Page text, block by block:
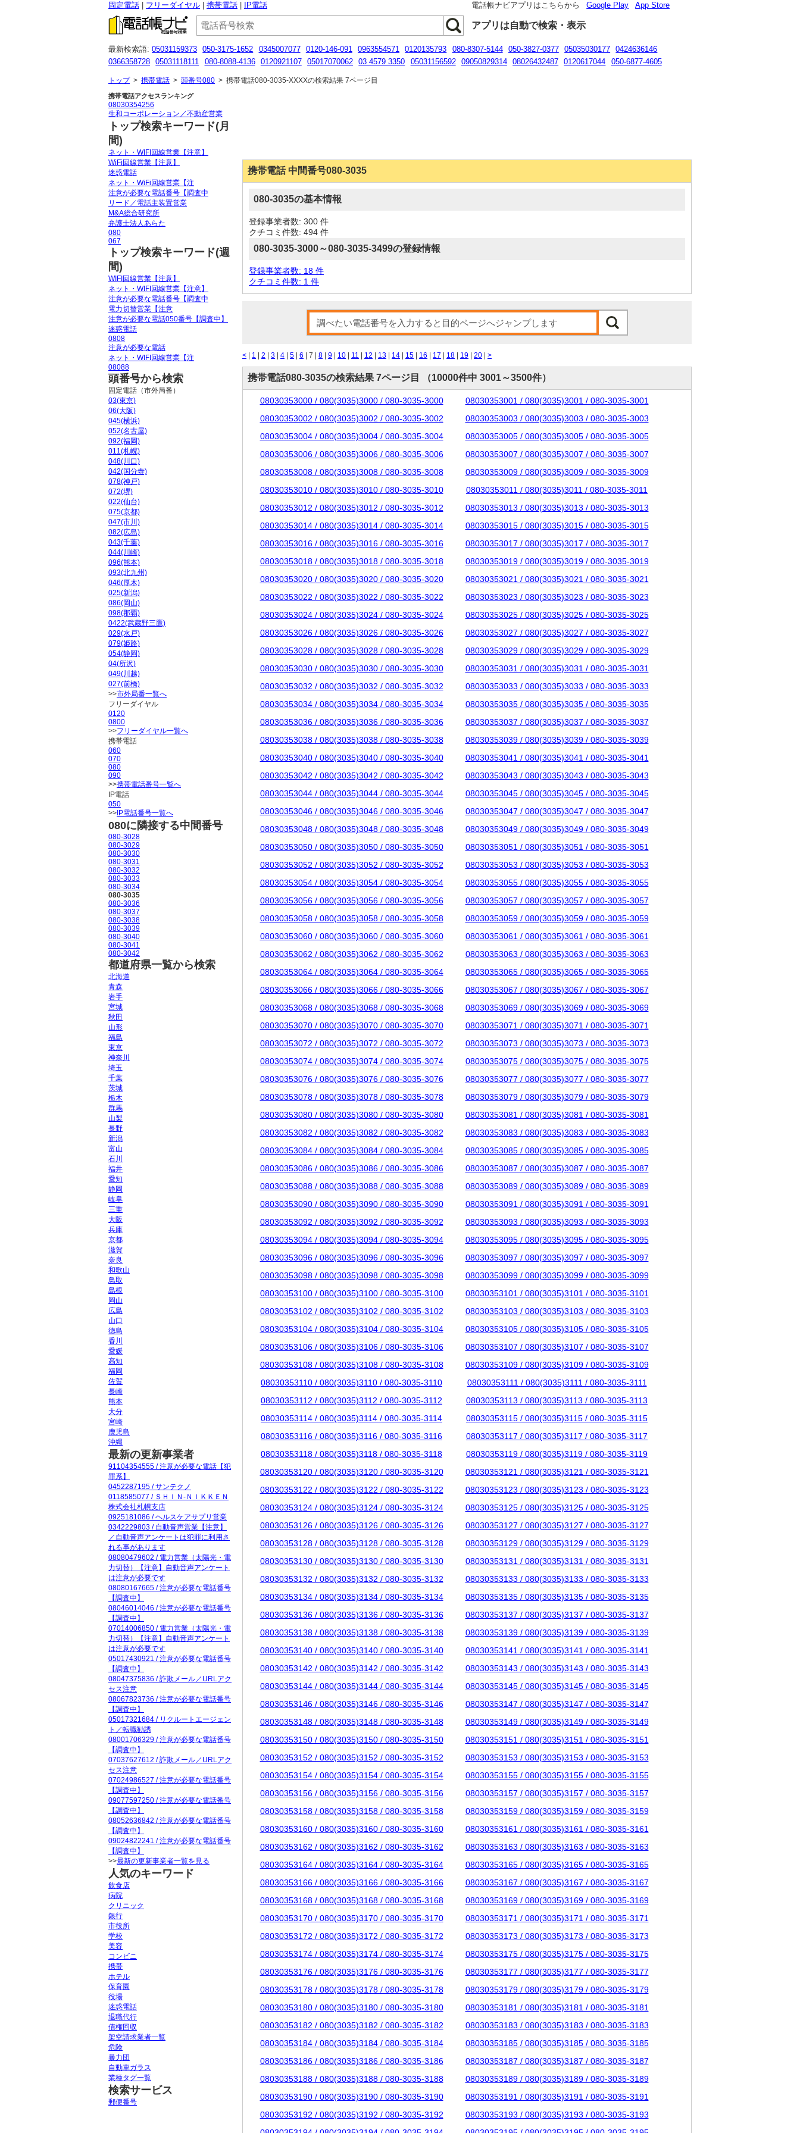
固定電話 フリーダイヤル 携帯電話 IP電話 電話帳ナビアプリはこちらから Google Play App Store
アプリは自動で検索・表示
最新検索語: 05031159373 050-3175-1652 0345007077 0120-146-091 0963554571 0120135793 080-8307-5144 050-3827-0377 05035030177
0424636146
0366358728
05031118111 080-8088-4136 0120921107 05017070062 03 4579 3350 05031156592 09050829314 08026432487 0120617044
050-6877-4605
トップ> 携帯電話 > 頭番号080 > 携帯電話080-3035-XXXXの検索結果 7ページ目
携帯電話 中間番号080-3035
080-3035の基本情報
登録事業者数: 300 件
クチコミ件数: 494 件
080-3035-3000～080-3035-3499の登録情報
登録事業者数: 18 件
クチコミ件数: 1 件
< 1 2 3 4 5 6 | 7 | 8 9 10 11 12 13 14 15 16 17 18 19 20 >
携帯電話080-3035の検索結果 7ページ目 （10000件中 3001～3500件）
08030353000 / 080(3035)3000 / 080-3035-3000
08030353001 / 080(3035)3001 / 080-3035-3001
08030353002 / 080(3035)3002 / 080-3035-3002
08030353003 / 080(3035)3003 / 080-3035-3003
08030353004 / 080(3035)3004 / 080-3035-3004
08030353005 / 080(3035)3005 / 080-3035-3005
08030353006 / 080(3035)3006 / 080-3035-3006
08030353007 / 080(3035)3007 / 080-3035-3007
08030353008 / 080(3035)3008 / 080-3035-3008
08030353009 / 080(3035)3009 / 080-3035-3009
08030353010 / 080(3035)3010 / 080-3035-3010
08030353011 / 080(3035)3011 / 080-3035-3011
08030353012 / 080(3035)3012 / 080-3035-3012
08030353013 / 080(3035)3013 / 080-3035-3013
08030353014 / 080(3035)3014 / 080-3035-3014
08030353015 / 080(3035)3015 / 080-3035-3015
08030353016 / 080(3035)3016 / 080-3035-3016
08030353017 / 080(3035)3017 / 080-3035-3017
08030353018 / 080(3035)3018 / 080-3035-3018
08030353019 / 080(3035)3019 / 080-3035-3019
08030353020 / 080(3035)3020 / 080-3035-3020
08030353021 / 080(3035)3021 / 080-3035-3021
08030353022 / 080(3035)3022 / 080-3035-3022
08030353023 / 080(3035)3023 / 080-3035-3023
08030353024 / 080(3035)3024 / 080-3035-3024
08030353025 / 080(3035)3025 / 080-3035-3025
08030353026 / 080(3035)3026 / 080-3035-3026
08030353027 / 080(3035)3027 / 080-3035-3027
08030353028 / 080(3035)3028 / 080-3035-3028
08030353029 / 080(3035)3029 / 080-3035-3029
08030353030 / 080(3035)3030 / 080-3035-3030
08030353031 / 080(3035)3031 / 080-3035-3031
08030353032 / 080(3035)3032 / 080-3035-3032
08030353033 / 080(3035)3033 / 080-3035-3033
08030353034 / 080(3035)3034 / 080-3035-3034
08030353035 / 080(3035)3035 / 080-3035-3035
08030353036 / 080(3035)3036 / 080-3035-3036
08030353037 / 080(3035)3037 / 080-3035-3037
08030353038 / 080(3035)3038 / 080-3035-3038
08030353039 / 080(3035)3039 / 080-3035-3039
08030353040 / 080(3035)3040 / 080-3035-3040
08030353041 / 080(3035)3041 / 080-3035-3041
08030353042 / 080(3035)3042 / 080-3035-3042
08030353043 / 080(3035)3043 / 080-3035-3043
08030353044 / 080(3035)3044 / 080-3035-3044
08030353045 / 080(3035)3045 / 080-3035-3045
08030353046 / 080(3035)3046 / 080-3035-3046
08030353047 / 080(3035)3047 / 080-3035-3047
08030353048 / 080(3035)3048 / 080-3035-3048
08030353049 / 080(3035)3049 / 080-3035-3049
08030353050 / 080(3035)3050 / 080-3035-3050
08030353051 / 080(3035)3051 / 080-3035-3051
08030353052 / 080(3035)3052 / 080-3035-3052
08030353053 / 080(3035)3053 / 080-3035-3053
08030353054 / 080(3035)3054 / 080-3035-3054
08030353055 / 080(3035)3055 / 080-3035-3055
08030353056 / 080(3035)3056 / 080-3035-3056
08030353057 / 080(3035)3057 / 080-3035-3057
08030353058 / 080(3035)3058 / 080-3035-3058
08030353059 / 080(3035)3059 / 080-3035-3059
08030353060 / 080(3035)3060 / 080-3035-3060
08030353061 / 080(3035)3061 / 080-3035-3061
08030353062 / 080(3035)3062 / 080-3035-3062
08030353063 / 080(3035)3063 / 080-3035-3063
08030353064 / 080(3035)3064 / 080-3035-3064
08030353065 / 080(3035)3065 / 080-3035-3065
08030353066 / 080(3035)3066 / 080-3035-3066
08030353067 / 080(3035)3067 / 080-3035-3067
08030353068 / 080(3035)3068 / 080-3035-3068
08030353069 / 080(3035)3069 / 080-3035-3069
08030353070 / 080(3035)3070 / 080-3035-3070
08030353071 / 080(3035)3071 / 080-3035-3071
08030353072 / 080(3035)3072 / 080-3035-3072
08030353073 / 080(3035)3073 / 080-3035-3073
08030353074 / 080(3035)3074 / 080-3035-3074
08030353075 / 080(3035)3075 / 080-3035-3075
08030353076 / 080(3035)3076 / 080-3035-3076
08030353077 / 080(3035)3077 / 080-3035-3077
08030353078 / 080(3035)3078 / 080-3035-3078
08030353079 / 080(3035)3079 / 080-3035-3079
08030353080 / 080(3035)3080 / 080-3035-3080
08030353081 / 080(3035)3081 / 080-3035-3081
08030353082 / 080(3035)3082 / 080-3035-3082
08030353083 / 080(3035)3083 / 080-3035-3083
08030353084 / 080(3035)3084 / 080-3035-3084
08030353085 / 080(3035)3085 / 080-3035-3085
08030353086 / 080(3035)3086 / 080-3035-3086
08030353087 / 080(3035)3087 / 080-3035-3087
08030353088 / 080(3035)3088 / 080-3035-3088
08030353089 / 080(3035)3089 / 080-3035-3089
08030353090 / 080(3035)3090 / 080-3035-3090
08030353091 / 080(3035)3091 / 080-3035-3091
08030353092 / 080(3035)3092 / 080-3035-3092
08030353093 / 080(3035)3093 / 080-3035-3093
08030353094 / 080(3035)3094 / 080-3035-3094
08030353095 / 080(3035)3095 / 080-3035-3095
08030353096 / 080(3035)3096 / 080-3035-3096
08030353097 / 080(3035)3097 / 080-3035-3097
08030353098 / 080(3035)3098 / 080-3035-3098
08030353099 / 080(3035)3099 / 080-3035-3099
08030353100 / 080(3035)3100 / 080-3035-3100
08030353101 / 080(3035)3101 / 080-3035-3101
08030353102 / 080(3035)3102 / 080-3035-3102
08030353103 / 080(3035)3103 / 080-3035-3103
08030353104 / 080(3035)3104 / 080-3035-3104
08030353105 / 080(3035)3105 / 080-3035-3105
08030353106 / 080(3035)3106 / 080-3035-3106
08030353107 / 080(3035)3107 / 080-3035-3107
08030353108 / 080(3035)3108 / 080-3035-3108
08030353109 / 080(3035)3109 / 080-3035-3109
08030353110 / 080(3035)3110 / 080-3035-3110
08030353111 / 080(3035)3111 / 080-3035-3111
08030353112 / 080(3035)3112 / 080-3035-3112
08030353113 / 080(3035)3113 / 080-3035-3113
08030353114 / 080(3035)3114 / 080-3035-3114
08030353115 / 080(3035)3115 / 080-3035-3115
08030353116 / 080(3035)3116 / 080-3035-3116
08030353117 / 080(3035)3117 / 080-3035-3117
08030353118 / 080(3035)3118 / 080-3035-3118
08030353119 / 080(3035)3119 / 080-3035-3119
08030353120 / 080(3035)3120 / 080-3035-3120
08030353121 / 080(3035)3121 / 080-3035-3121
08030353122 / 080(3035)3122 / 080-3035-3122
08030353123 / 080(3035)3123 / 080-3035-3123
08030353124 / 080(3035)3124 / 080-3035-3124
08030353125 / 080(3035)3125 / 080-3035-3125
08030353126 / 080(3035)3126 / 080-3035-3126
08030353127 / 080(3035)3127 / 080-3035-3127
08030353128 / 080(3035)3128 / 080-3035-3128
08030353129 / 080(3035)3129 / 080-3035-3129
08030353130 / 080(3035)3130 / 080-3035-3130
08030353131 / 080(3035)3131 / 080-3035-3131
08030353132 / 080(3035)3132 / 080-3035-3132
08030353133 / 080(3035)3133 / 080-3035-3133
08030353134 / 080(3035)3134 / 080-3035-3134
08030353135 / 080(3035)3135 / 080-3035-3135
08030353136 / 080(3035)3136 / 080-3035-3136
08030353137 / 080(3035)3137 / 080-3035-3137
08030353138 / 080(3035)3138 / 080-3035-3138
08030353139 / 080(3035)3139 / 080-3035-3139
08030353140 / 080(3035)3140 / 080-3035-3140
08030353141 / 080(3035)3141 / 080-3035-3141
08030353142 / 080(3035)3142 / 080-3035-3142
08030353143 / 080(3035)3143 / 080-3035-3143
08030353144 / 080(3035)3144 / 080-3035-3144
08030353145 / 080(3035)3145 / 080-3035-3145
08030353146 / 080(3035)3146 / 080-3035-3146
08030353147 / 080(3035)3147 / 080-3035-3147
08030353148 / 080(3035)3148 / 080-3035-3148
08030353149 / 080(3035)3149 / 080-3035-3149
08030353150 / 080(3035)3150 / 080-3035-3150
08030353151 / 080(3035)3151 / 080-3035-3151
08030353152 / 080(3035)3152 / 080-3035-3152
08030353153 / 080(3035)3153 / 080-3035-3153
08030353154 / 080(3035)3154 / 080-3035-3154
08030353155 / 080(3035)3155 / 080-3035-3155
08030353156 / 080(3035)3156 / 080-3035-3156
08030353157 / 080(3035)3157 / 080-3035-3157
08030353158 / 080(3035)3158 / 080-3035-3158
08030353159 / 080(3035)3159 / 080-3035-3159
08030353160 / 080(3035)3160 / 080-3035-3160
08030353161 / 080(3035)3161 / 080-3035-3161
08030353162 / 080(3035)3162 / 080-3035-3162
08030353163 / 080(3035)3163 / 080-3035-3163
08030353164 / 080(3035)3164 / 080-3035-3164
08030353165 / 080(3035)3165 / 080-3035-3165
08030353166 / 080(3035)3166 / 080-3035-3166
08030353167 / 080(3035)3167 / 080-3035-3167
08030353168 / 080(3035)3168 / 080-3035-3168
08030353169 / 080(3035)3169 / 080-3035-3169
08030353170 / 080(3035)3170 / 080-3035-3170
08030353171 / 080(3035)3171 / 080-3035-3171
08030353172 / 080(3035)3172 / 080-3035-3172
08030353173 / 080(3035)3173 / 080-3035-3173
08030353174 / 080(3035)3174 / 080-3035-3174
08030353175 / 080(3035)3175 / 080-3035-3175
08030353176 / 080(3035)3176 / 080-3035-3176
08030353177 / 080(3035)3177 / 080-3035-3177
08030353178 / 080(3035)3178 / 080-3035-3178
08030353179 / 080(3035)3179 / 080-3035-3179
08030353180 / 080(3035)3180 / 080-3035-3180
08030353181 / 080(3035)3181 / 080-3035-3181
08030353182 / 080(3035)3182 / 080-3035-3182
08030353183 / 080(3035)3183 / 080-3035-3183
08030353184 / 080(3035)3184 / 080-3035-3184
08030353185 / 080(3035)3185 / 080-3035-3185
08030353186 / 080(3035)3186 / 080-3035-3186
08030353187 / 080(3035)3187 / 080-3035-3187
08030353188 / 080(3035)3188 / 080-3035-3188
08030353189 / 080(3035)3189 / 080-3035-3189
08030353190 / 080(3035)3190 / 080-3035-3190
08030353191 / 080(3035)3191 / 080-3035-3191
08030353192 / 080(3035)3192 / 080-3035-3192
08030353193 / 080(3035)3193 / 080-3035-3193
携帯電話アクセスランキング
08030354256
生和コーポレーション／不動産営業
トップ検索キーワード(月
間)
ネット・WIFI回線営業【注意】
WiFi回線営業【注意】
迷惑電話
ネット・WiFi回線営業【注
注意が必要な電話番号【調査中
リード／電話主装置営業
M&A総合研究所
弁護士法人あらた
080
067
トップ検索キーワード(週
間)
WIFI回線営業【注意】
ネット・WIFI回線営業【注意】
注意が必要な電話番号【調査中
電力切替営業【注意
注意が必要な電話050番号【調査中】
迷惑電話
0808
注意が必要な電話
ネット・WIFI回線営業【注
08088
頭番号から検索
固定電話（市外局番）
03(東京)
06(大阪)
045(横浜)
052(名古屋)
092(福岡)
011(札幌)
048(川口)
042(国分寺)
078(神戸)
072(堺)
022(仙台)
075(京都)
047(市川)
082(広島)
043(千葉)
044(川崎)
096(熊本)
093(北九州)
046(厚木)
025(新潟)
086(岡山)
098(那覇)
0422(武蔵野三鷹)
029(水戸)
079(姫路)
054(静岡)
04(所沢)
049(川越)
027(前橋)
>>市外局番一覧へ
フリーダイヤル
0120
0800
>>フリーダイヤル一覧へ
携帯電話
060
070
080
090
>>携帯電話番号一覧へ
IP電話
050
>> IP電話番号一覧へ
080に隣接する中間番号
080-3028
080-3029
080-3030
080-3031
080-3032
080-3033
080-3034
080-3035
080-3036
080-3037
080-3038
080-3039
080-3040
080-3041
080-3042
都道府県一覧から検索
北海道
青森
岩手
宮城
秋田
山形
福島
東京
神奈川
埼玉
千葉
茨城
栃木
群馬
山梨
長野
新潟
富山
石川
福井
愛知
静岡
岐阜
三重
大阪
兵庫
京都
滋賀
奈良
和歌山
鳥取
島根
岡山
広島
山口
徳島
香川
愛媛
高知
福岡
佐賀
長崎
熊本
大分
宮崎
鹿児島
沖縄
最新の更新事業者
91104354555 / 注意が必要な電話【犯
罪系】
0452287195 / サンテクノ
0118585077 / ＳＨＩＮ‐ＮＩＫＫＥＮ
株式会社札幌支店
0925181086 / ヘルスケアサプリ営業
0342229803 / 自動音声営業【注意】
／自動音声アンケートは犯罪に利用さ
れる事があります
08080479602 / 電力営業（太陽光・電
力切替）【注意】自動音声アンケート
は注意が必要です
08080167665 / 注意が必要な電話番号
【調査中】
08046014046 / 注意が必要な電話番号
【調査中】
07014006850 / 電力営業（太陽光・電
力切替）【注意】自動音声アンケート
は注意が必要です
05017430921 / 注意が必要な電話番号
【調査中】
08047375836 / 詐欺メール／URLアク
セス注意
08067823736 / 注意が必要な電話番号
【調査中】
05017321684 / リクルートエージェン
ト／転職勧誘
08001706329 / 注意が必要な電話番号
【調査中】
07037627612 / 詐欺メール／URLアク
セス注意
07024986527 / 注意が必要な電話番号
【調査中】
09077597250 / 注意が必要な電話番号
【調査中】
08052636842 / 注意が必要な電話番号
【調査中】
09024822241 / 注意が必要な電話番号
【調査中】
>>最新の更新事業者一覧を見る
人気のキーワード
飲食店
病院
クリニック
銀行
市役所
学校
美容
コンビニ
携帯
ホテル
保育園
役場
迷惑電話
退職代行
債権回収
架空請求業者一覧
危険
暴力団
自動車ガラス
業種タグ一覧
検索サービス
郵便番号